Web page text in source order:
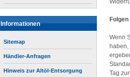
Informationen
Sitemap
Händler-Anfragen
Hinweis zur Altöl-Entsorgung
Wenn
Tag